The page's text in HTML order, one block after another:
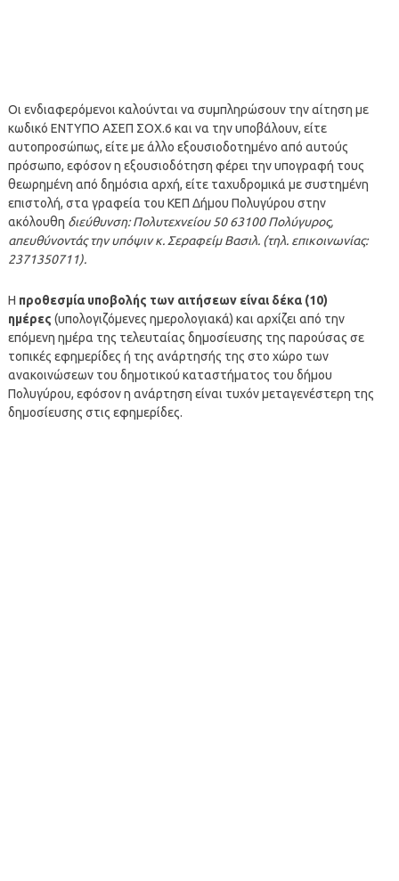
Οι ενδιαφερόμενοι καλούνται να συμπληρώσουν την αίτηση με
κωδικό ΕΝΤΥΠΟ ΑΣΕΠ ΣΟΧ.6 και να την υποβάλουν, είτε
αυτοπροσώπως, είτε με άλλο εξουσιοδοτημένο από αυτούς
πρόσωπο, εφόσον η εξουσιοδότηση φέρει την υπογραφή τους
θεωρημένη από δημόσια αρχή, είτε ταχυδρομικά με συστημένη
επιστολή, στα γραφεία του ΚΕΠ Δήμου Πολυγύρου στην
ακόλουθη διεύθυνση: Πολυτεχνείου 50 63100 Πολύγυρος,
απευθύνοντάς την υπόψιν κ. Σεραφείμ Βασιλ. (τηλ. επικοινωνίας:
2371350711).
Η προθεσμία υποβολής των αιτήσεων είναι δέκα (10)
ημέρες (υπολογιζόμενες ημερολογιακά) και αρχίζει από την
επόμενη ημέρα της τελευταίας δημοσίευσης της παρούσας σε
τοπικές εφημερίδες ή της ανάρτησής της στο χώρο των
ανακοινώσεων του δημοτικού καταστήματος του δήμου
Πολυγύρου, εφόσον η ανάρτηση είναι τυχόν μεταγενέστερη της
δημοσίευσης στις εφημερίδες.